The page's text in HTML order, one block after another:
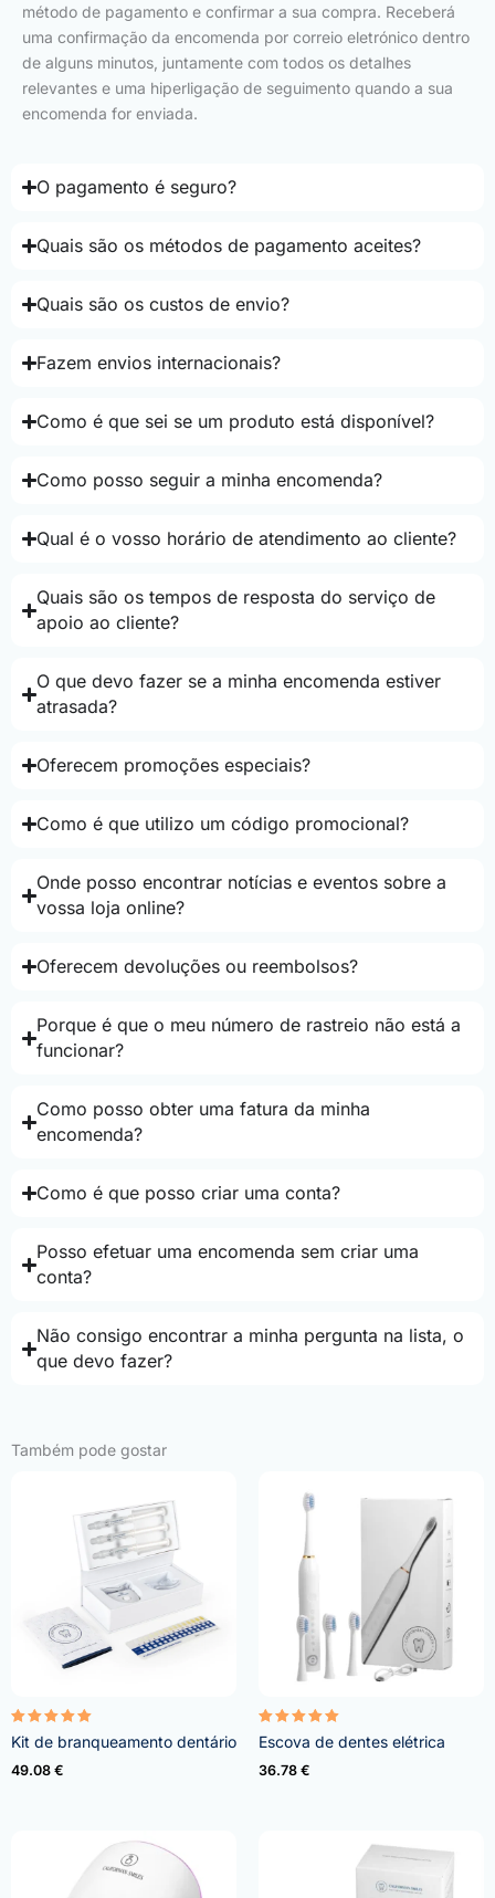
método de pagamento e confirmar a sua compra. Receberá
uma confirmação da encomenda por correio eletrónico dentro
de alguns minutos, juntamente com todos os detalhes
relevantes e uma hiperligação de seguimento quando a sua
encomenda for enviada.
O pagamento é seguro?
Quais são os métodos de pagamento aceites?
Quais são os custos de envio?
Fazem envios internacionais?
Como é que sei se um produto está disponível?
Como posso seguir a minha encomenda?
Qual é o vosso horário de atendimento ao cliente?
Quais são os tempos de resposta do serviço de
apoio ao cliente?
O que devo fazer se a minha encomenda estiver
atrasada?
Oferecem promoções especiais?
Como é que utilizo um código promocional?
Onde posso encontrar notícias e eventos sobre a
vossa loja online?
Oferecem devoluções ou reembolsos?
Porque é que o meu número de rastreio não está a
funcionar?
Como posso obter uma fatura da minha
encomenda?
Como é que posso criar uma conta?
Posso efetuar uma encomenda sem criar uma
conta?
Não consigo encontrar a minha pergunta na lista, o
que devo fazer?
Também pode gostar
Avaliação
4.95
de 5
Kit de branqueamento dentário
49.08 €
Avaliação
5.00
de 5
Escova de dentes elétrica
36.78 €